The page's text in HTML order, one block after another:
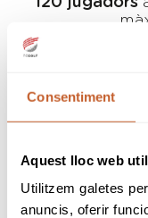
Consentiment
Aquest lloc web
Utilitzem galetes
anuncis, oferir
Al finalitzar la
realitzarà el